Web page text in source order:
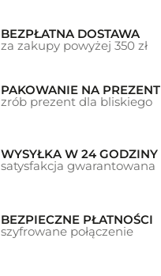
BEZPŁATNA DOSTAWA
za zakupy powyżej 350 zł
PAKOWANIE NA PREZENT
zrób prezent dla bliskiego
WYSYŁKA W 24 GODZINY
satysfakcja gwarantowana
BEZPIECZNE PŁATNOŚCI
szyfrowane połączenie